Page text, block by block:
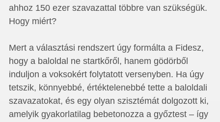
ahhoz 150 ezer szavazattal többre van szükségük.
Hogy miért?
Mert a választási rendszert úgy formálta a Fidesz,
hogy a baloldal ne startkőről, hanem gödörből
induljon a voksokért folytatott versenyben. Ha úgy
tetszik, könnyebbé, értéktelenebbé tette a baloldali
szavazatokat, és egy olyan szisztémát dolgozott ki,
amelyik gyakorlatilag bebetonozza a győztest – így